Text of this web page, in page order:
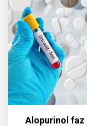
Alopurinol faz